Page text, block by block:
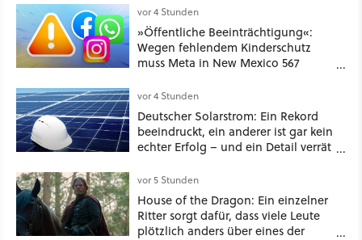
funktionierende PlayStation [Best of
GameStar]
vor 4 Stunden
»Öffentliche Beeinträchtigung«:
Wegen fehlendem Kinderschutz
muss Meta in New Mexico 567
vor 4 Stunden
Deutscher Solarstrom: Ein Rekord
beeindruckt, ein anderer ist gar kein
echter Erfolg – und ein Detail verrät
jede Zahl
vor 5 Stunden
House of the Dragon: Ein einzelner
Ritter sorgt dafür, dass viele Leute
plötzlich anders über eines der